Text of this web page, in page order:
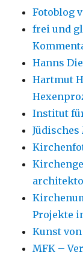
Fotoblog
frei und
Hanns
Hartmut
Institut
Projekte
Kunst
MFK –